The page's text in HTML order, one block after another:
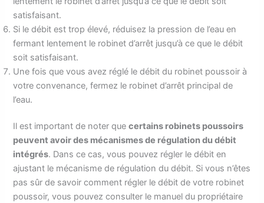
satisfaisant.
Si le débit est trop élevé, réduisez la pression de l’eau en
fermant lentement le robinet d’arrêt jusqu’à ce que le débit
soit satisfaisant.
Une fois que vous avez réglé le débit du robinet poussoir à
votre convenance, fermez le robinet d’arrêt principal de
l’eau.
Il est important de noter quecertains robinets poussoirs
peuvent avoir des mécanismes de régulation du débit
intégrés. Dans ce cas, vous pouvez régler le débit en
ajustant le mécanisme de régulation du débit. Si vous n’êtes
pas sûr de savoir comment régler le débit de votre robinet
poussoir, vous pouvez consulter le manuel du propriétaire